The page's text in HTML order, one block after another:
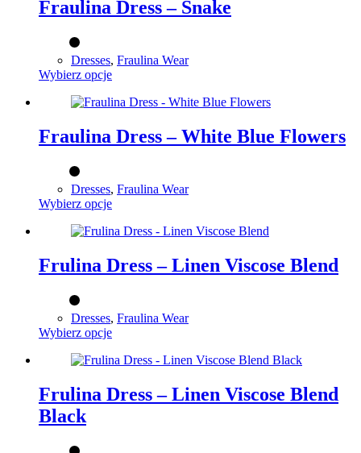
wariantów.
Opcje
na
stronie
Fraulina Dress – Snake
Dresses, Fraulina Wear
Wybierz opcjeTen
ma
wariantów.
Opcje
na
stronie
Fraulina Dress – White Blue Flowers
Dresses, Fraulina Wear
Wybierz opcjeTen
ma
wariantów.
Opcje
na
stronie
Frulina Dress – Linen Viscose Blend
Dresses, Fraulina Wear
Wybierz opcjeTen
ma
wariantów.
Opcje
Frulina Dress – Linen Viscose Blend
Black